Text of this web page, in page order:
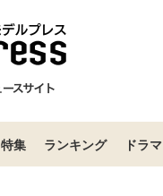
特集 ランキング ドラマ